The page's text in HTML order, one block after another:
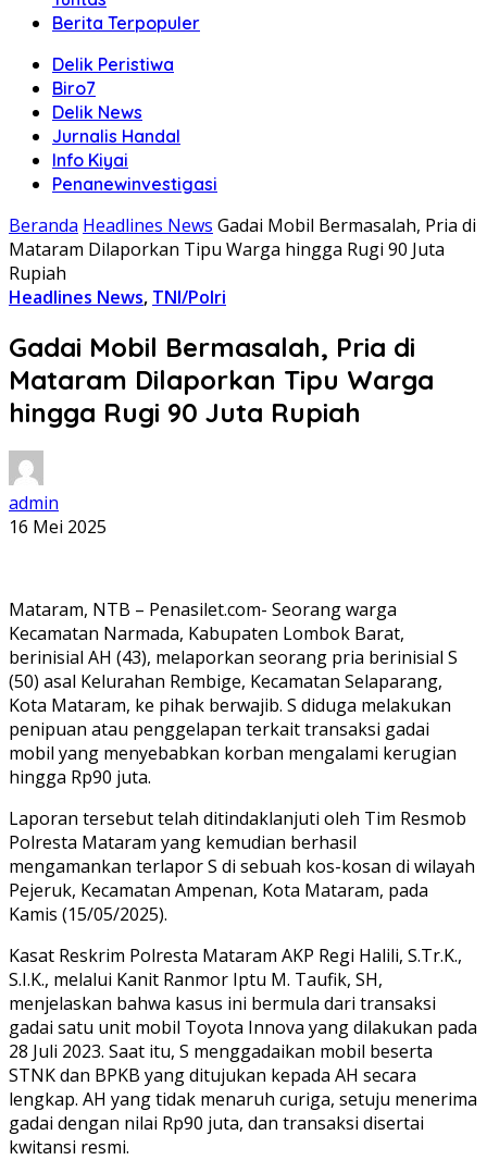
Berita Terpopuler
Delik Peristiwa
Biro7
Delik News
Jurnalis Handal
Info Kiyai
Penanewinvestigasi
Beranda Headlines News Gadai Mobil Bermasalah, Pria di
Mataram Dilaporkan Tipu Warga hingga Rugi 90 Juta
Rupiah
Headlines News, TNI/Polri
Gadai Mobil Bermasalah, Pria di
Mataram Dilaporkan Tipu Warga
hingga Rugi 90 Juta Rupiah
admin
16 Mei 2025
Mataram, NTB – Penasilet.com- Seorang warga
Kecamatan Narmada, Kabupaten Lombok Barat,
berinisial AH (43), melaporkan seorang pria berinisial S
(50) asal Kelurahan Rembige, Kecamatan Selaparang,
Kota Mataram, ke pihak berwajib. S diduga melakukan
penipuan atau penggelapan terkait transaksi gadai
mobil yang menyebabkan korban mengalami kerugian
hingga Rp90 juta.
Laporan tersebut telah ditindaklanjuti oleh Tim Resmob
Polresta Mataram yang kemudian berhasil
mengamankan terlapor S di sebuah kos-kosan di wilayah
Pejeruk, Kecamatan Ampenan, Kota Mataram, pada
Kamis (15/05/2025).
Kasat Reskrim Polresta Mataram AKP Regi Halili, S.Tr.K.,
S.I.K., melalui Kanit Ranmor Iptu M. Taufik, SH,
menjelaskan bahwa kasus ini bermula dari transaksi
gadai satu unit mobil Toyota Innova yang dilakukan pada
28 Juli 2023. Saat itu, S menggadaikan mobil beserta
STNK dan BPKB yang ditujukan kepada AH secara
lengkap. AH yang tidak menaruh curiga, setuju menerima
gadai dengan nilai Rp90 juta, dan transaksi disertai
kwitansi resmi.